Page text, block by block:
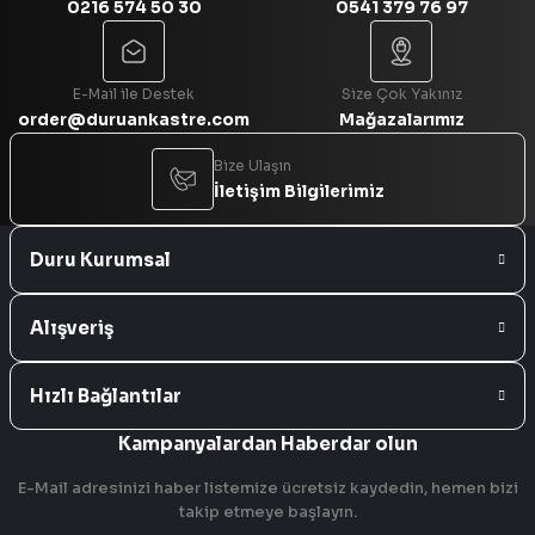
0216 574 50 30 0541 379 76 97
E-Mail ile Destek
order@duruankastre.com
Size Çok Yakınız
Mağazalarımız
Bize Ulaşın
İletişim Bilgilerimiz
Duru Kurumsal
Alışveriş
Hızlı Bağlantılar
Kampanyalardan Haberdar olun
E-Mail adresinizi haber listemize ücretsiz kaydedin, hemen bizi
takip etmeye başlayın.